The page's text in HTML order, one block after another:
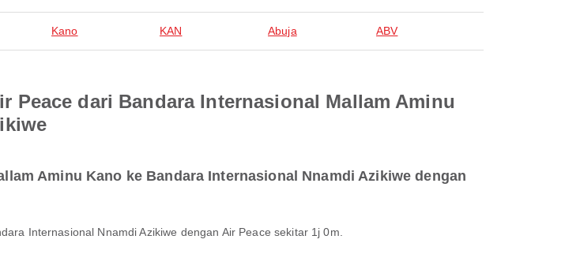
Kano KAN Abuja ABV
Peace dari Bandara Internasional Mallam Aminu
Aminu Kano ke Bandara Internasional Nnamdi Azikiwe dengan
Internasional Nnamdi Azikiwe dengan Air Peace sekitar 1j 0m.